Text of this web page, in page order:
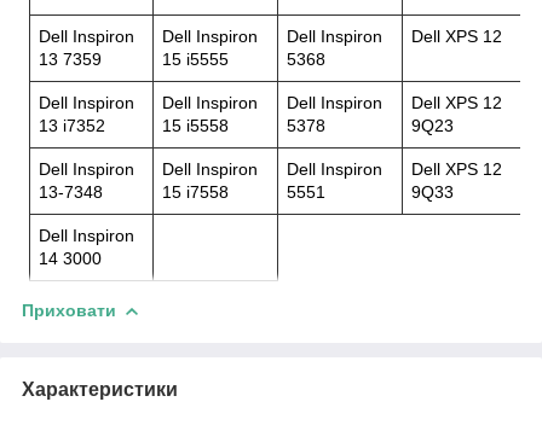
Dell Inspiron
13 7359
Dell Inspiron
15 i5555
Dell Inspiron
5368
Dell XPS 12
Dell Inspiron
13 i7352
Dell Inspiron
15 i5558
Dell Inspiron
5378
Dell XPS 12
9Q23
Dell Inspiron
13-7348
Dell Inspiron
15 i7558
Dell Inspiron
5551
Dell XPS 12
9Q33
Dell Inspiron
14 3000
Приховати
Характеристики